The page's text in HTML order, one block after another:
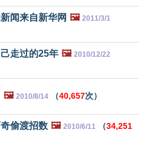
闻来自新华网 🖼️ 2011/3/1
走过的25年 🖼️ 2010/12/22
🖼️ 2010/8/14 （40,657次）
偷渡招数 🖼️ 2010/6/11 （34,251